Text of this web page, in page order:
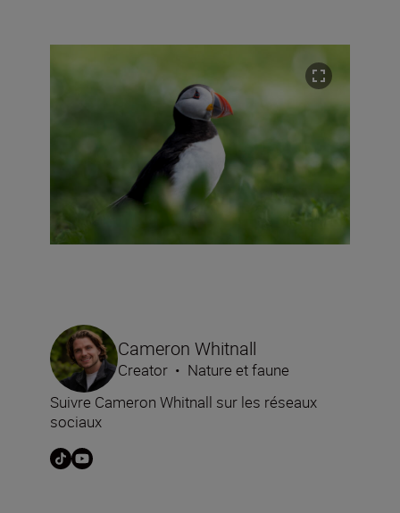
Cameron Whitnall
Creator • Nature et faune
Suivre Cameron Whitnall sur les réseaux
sociaux